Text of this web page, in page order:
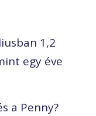
1,2
egy éve
a Penny?